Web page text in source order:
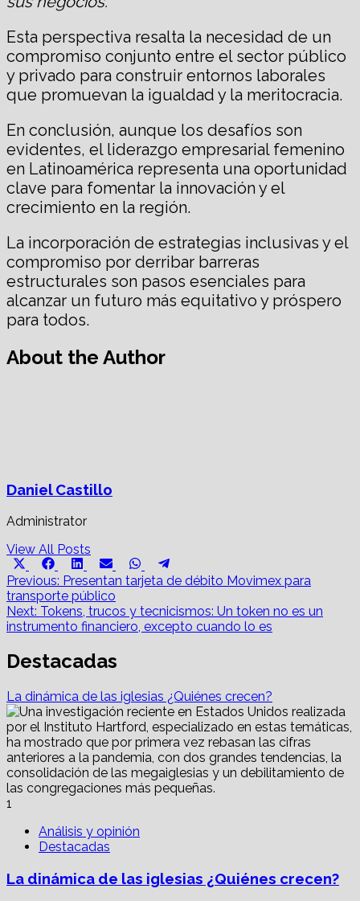
Esta perspectiva resalta la necesidad de un
compromiso conjunto entre el sector público
y privado para construir entornos laborales
que promuevan la igualdad y la meritocracia.
En conclusión, aunque los desafíos son
evidentes, el liderazgo empresarial femenino
en Latinoamérica representa una oportunidad
clave para fomentar la innovación y el
crecimiento en la región.
La incorporación de estrategias inclusivas y el
compromiso por derribar barreras
estructurales son pasos esenciales para
alcanzar un futuro más equitativo y próspero
para todos.
About the Author
Daniel Castillo
Administrator
View All Posts
Share
on
(Twitter)
Share
on
Facebook
Share
on
LinkedIn
Share
on
Email
Share
on
WhatsApp
on
Post
navigation
Previous: Presentan tarjeta de débito Movimex para
transporte público
Next: Tokens, trucos y tecnicismos: Un token no es un
instrumento financiero, excepto cuando lo es
Destacadas
La dinámica de las iglesias ¿Quiénes crecen?
1
Análisis y opinión
Destacadas
La dinámica de las iglesias ¿Quiénes crecen?